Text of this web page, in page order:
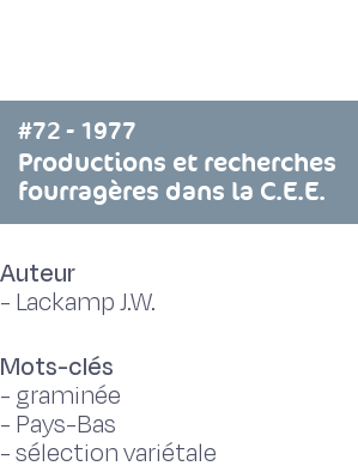
#72 - 1977
Productions et recherches
fourragères dans la C.E.E.
Auteur
- Lackamp J.W.
Mots-clés
- graminée
- Pays-Bas
-sélection variétale